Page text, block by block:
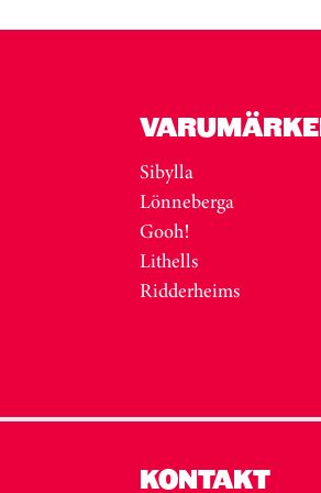
Sibylla
Lönneberga
Gooh!
Lithells
Ridderheims
KONTAKT